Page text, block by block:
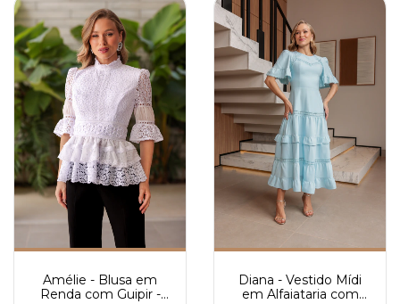
Amélie - Blusa em
Renda com Guipir -
Diana - Vestido Mídi
em Alfaiataria com